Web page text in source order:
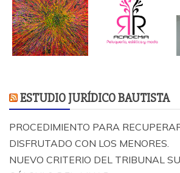
ESTUDIO JURÍDICO BAUTISTA
PROCEDIMIENTO PARA
DISFRUTADO CON LOS MENORES.
NUEVO CRITERIO DEL TRIBUNAL